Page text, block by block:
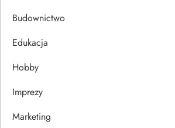
c
j
a
w
Budownictwo
Edukacja
Hobby
Imprezy
Marketing